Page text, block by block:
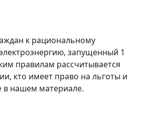
к рациональному
запущенный 1
правилам рассчитывается
кто имеет право на льготы и
в нашем материале.